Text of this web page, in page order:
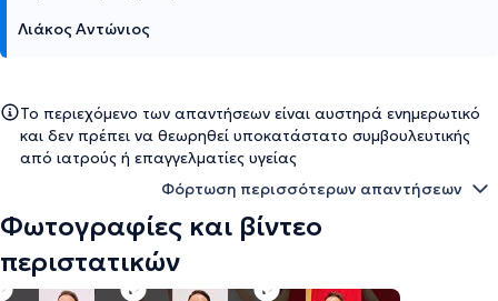
Λιάκος Αντώνιος
Το περιεχόμενο των απαντήσεων είναι αυστηρά ενημερωτικό
και δεν πρέπει να θεωρηθεί υποκατάστατο συμβουλευτικής
από ιατρούς ή επαγγελματίες υγείας
Φόρτωση περισσότερων απαντήσεων
Φωτογραφίες και βίντεο
περιστατικών